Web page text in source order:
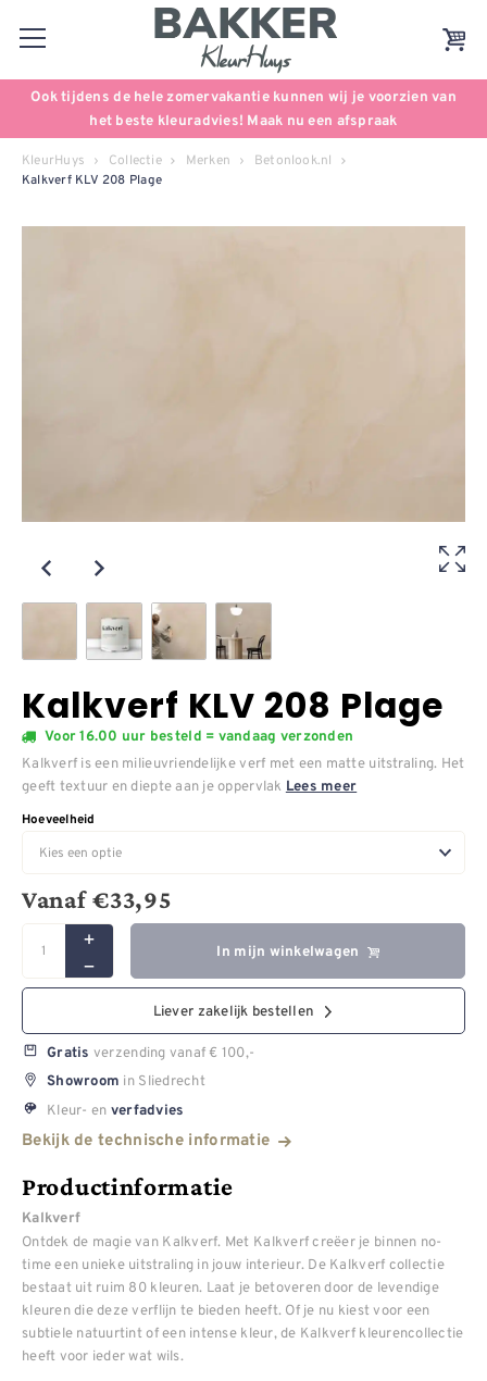
Ook tijdens de hele zomervakantie kunnen wij je voorzien van
het beste kleuradvies! Maak nu een afspraak
KleurHuys Collectie Merken Betonlook.nl
Kalkverf KLV 208 Plage
Kalkverf KLV 208 Plage
Voor 16.00 uur besteld = vandaag verzonden
Kalkverf is een milieuvriendelijke verf met een matte uitstraling. Het
geeft textuur en diepte aan je oppervlak Lees meer
Hoeveelheid
Vanaf€33,95
In mijn winkelwagen
Liever zakelijk bestellen
Gratis verzending vanaf € 100,-
Showroom in Sliedrecht
Kleur- en verfadvies
Bekijk de technische informatie
Productinformatie
Kalkverf
Ontdek de magie van Kalkverf. Met Kalkverf creëer je binnen no-
time een unieke uitstraling in jouw interieur. De Kalkverf collectie
bestaat uit ruim 80 kleuren. Laat je betoveren door de levendige
kleuren die deze verflijn te bieden heeft. Of je nu kiest voor een
subtiele natuurtint of een intense kleur, de Kalkverf kleurencollectie
heeft voor ieder wat wils.